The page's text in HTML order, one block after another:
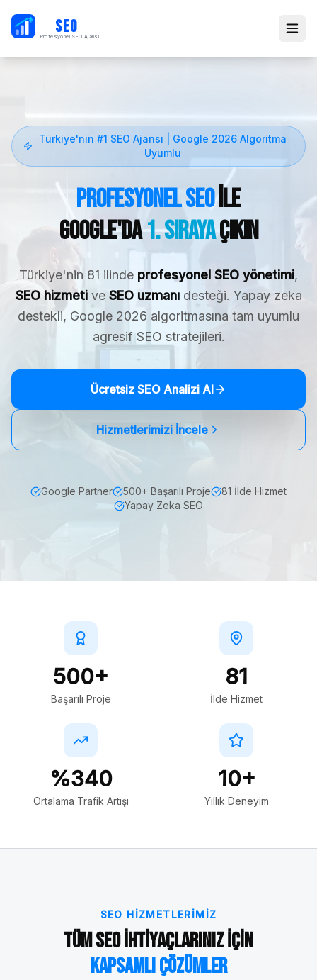
SEO
Profesyonel SEO Ajansı
Türkiye'nin #1 SEO Ajansı | Google 2026 Algoritma
Uyumlu
Profesyonel SEOile
Google'da1. SırayaÇıkın
Türkiye'nin 81 ilinde profesyonel SEO yönetimi,
SEO hizmetive SEO uzmanıdesteği. Yapay zeka
destekli, Google 2026 algoritmasına tam uyumlu
agresif SEO stratejileri.
Ücretsiz SEO Analizi Al
Hizmetlerimizi İncele
Google Partner 500+ Başarılı Proje
81 İlde Hizmet
Yapay Zeka SEO
500+
Başarılı Proje
81
İlde Hizmet
%340
Ortalama Trafik Artışı
10+
Yıllık Deneyim
SEO HIZMETLERIMIZ
Tüm SEO İhtiyaçlarınız İçin
Kapsamlı Çözümler